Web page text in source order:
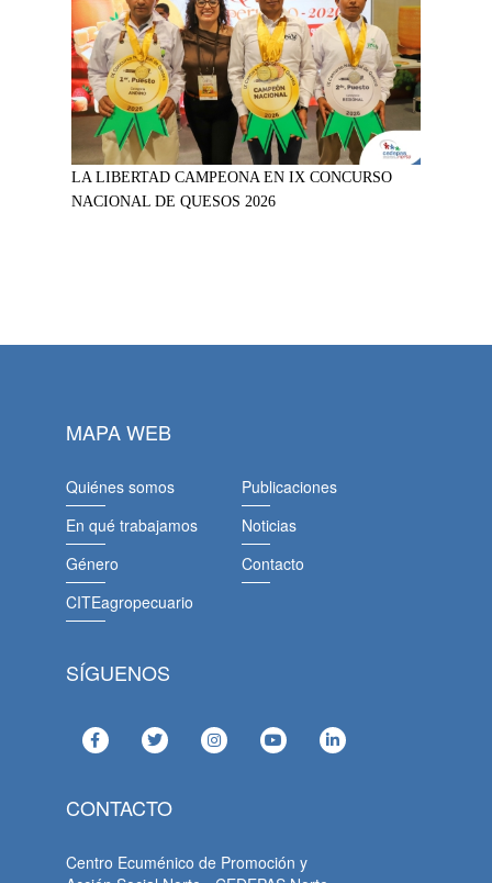
LA LIBERTAD CAMPEONA EN IX CONCURSO
NACIONAL DE QUESOS 2026
MAPA WEB
Quiénes somos
En qué trabajamos
Género
CITEagropecuario
Publicaciones
Noticias
Contacto
SÍGUENOS
CONTACTO
Centro Ecuménico de Promoción y